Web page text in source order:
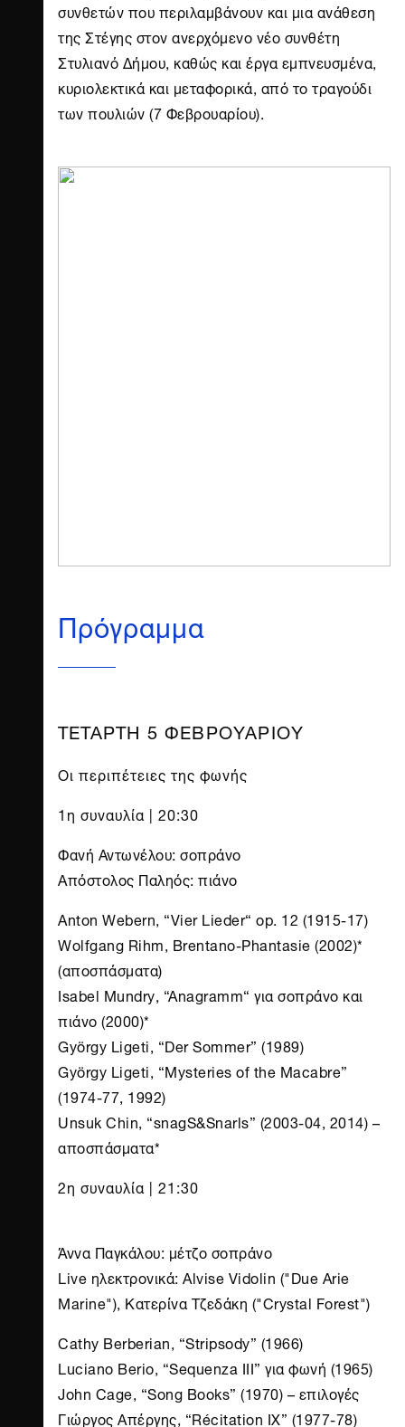
συνθετών που περιλαμβάνουν και μια ανάθεση
της Στέγης στον ανερχόμενο νέο συνθέτη
Στυλιανό Δήμου, καθώς και έργα εμπνευσμένα,
κυριολεκτικά και μεταφορικά, από το τραγούδι
των πουλιών (7 Φεβρουαρίου).
Πρόγραμμα
ΤΕΤΑΡΤΗ 5 ΦΕΒΡΟΥΑΡΙΟΥ
Οι περιπέτειες της φωνής
1η συναυλία | 20:30
Φανή Αντωνέλου: σοπράνο
Απόστολος Παληός: πιάνο
Anton Webern, “Vier Lieder“ op. 12 (1915-17)
Wolfgang Rihm, Brentano-Phantasie (2002)*
(αποσπάσματα)
Isabel Mundry, “Anagramm“ για σοπράνο και
πιάνο (2000)*
György Ligeti, “Der Sommer” (1989)
György Ligeti, “Mysteries of the Macabre”
(1974-77, 1992)
Unsuk Chin, “snagS&Snarls” (2003-04, 2014) –
αποσπάσματα*
2η συναυλία | 21:30
Άννα Παγκάλου: μέτζο σοπράνο
Live ηλεκτρονικά: Alvise Vidolin ("Due Arie
Marine"), Κατερίνα Τζεδάκη ("Crystal Forest")
Cathy Berberian, “Stripsody” (1966)
Luciano Berio, “Sequenza III” για φωνή (1965)
John Cage, “Song Books” (1970) – επιλογές
Γιώργος Απέργης, “Récitation IX” (1977-78)